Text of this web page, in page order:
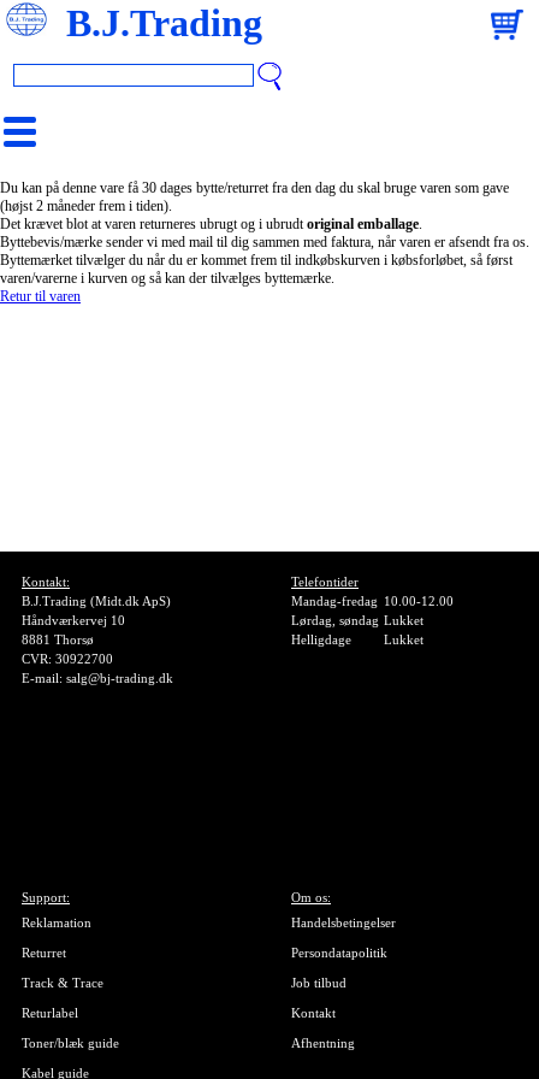
B.J.Trading
Du kan på denne vare få 30 dages bytte/returret fra den dag du skal bruge varen som gave
(højst 2 måneder frem i tiden).
Det krævet blot at varen returneres ubrugt og i ubrudtoriginal emballage.
Byttebevis/mærke sender vi med mail til dig sammen med faktura, når varen er afsendt fra os.
Byttemærket tilvælger du når du er kommet frem til indkøbskurven i købsforløbet, så først
varen/varerne i kurven og så kan der tilvælges byttemærke.
Retur til varen
Kontakt:
B.J.Trading (Midt.dk ApS)
Håndværkervej 10
8881 Thorsø
CVR: 30922700
E-mail: salg@bj-trading.dk
Telefontider
Mandag-fredag 10.00-12.00
Lørdag, søndag Lukket
Helligdage
Lukket
Support:
Reklamation
Returret
Track & Trace
Returlabel
Toner/blæk guide
Kabel guide
Om os:
Handelsbetingelser
Persondatapolitik
Job tilbud
Kontakt
Afhentning